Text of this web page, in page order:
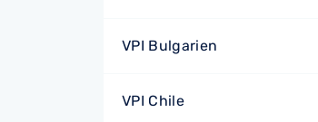
VPI Bulgarien
VPI Chile